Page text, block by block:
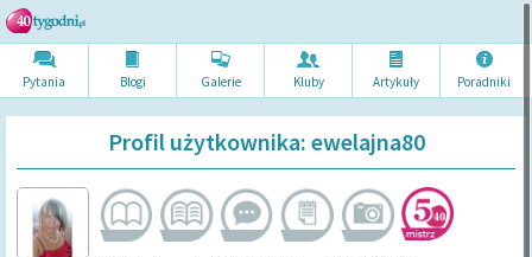
Pytania Blogi Galerie Kluby Artykuły Poradniki
Profil użytkownika: ewelajna80